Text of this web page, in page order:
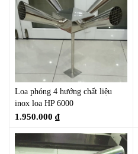
Loa phóng 4 hướng chất liệu
inox loa HP 6000
1.950.000 ₫